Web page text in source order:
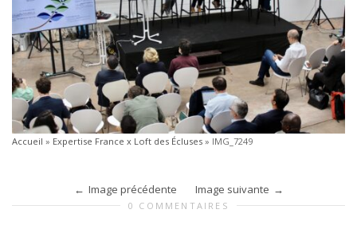
Accueil » Expertise France x Loft des Écluses » IMG_7249
Image précédente Image suivante
0 COMMENTAIRES